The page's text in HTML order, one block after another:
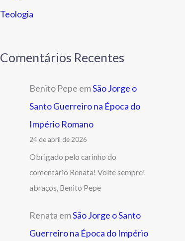
Teologia
Comentários Recentes
Benito Pepe emSão Jorge o
Santo Guerreiro na Época do
Império Romano
24 de abril de 2026
Obrigado pelo carinho do
comentário Renata! Volte sempre!
abraços, Benito Pepe
Renata emSão Jorge o Santo
Guerreiro na Época do Império